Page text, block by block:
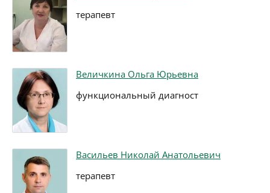
терапевт
Величкина Ольга Юрьевна
функциональный диагност
Васильев Николай Анатольевич
терапевт